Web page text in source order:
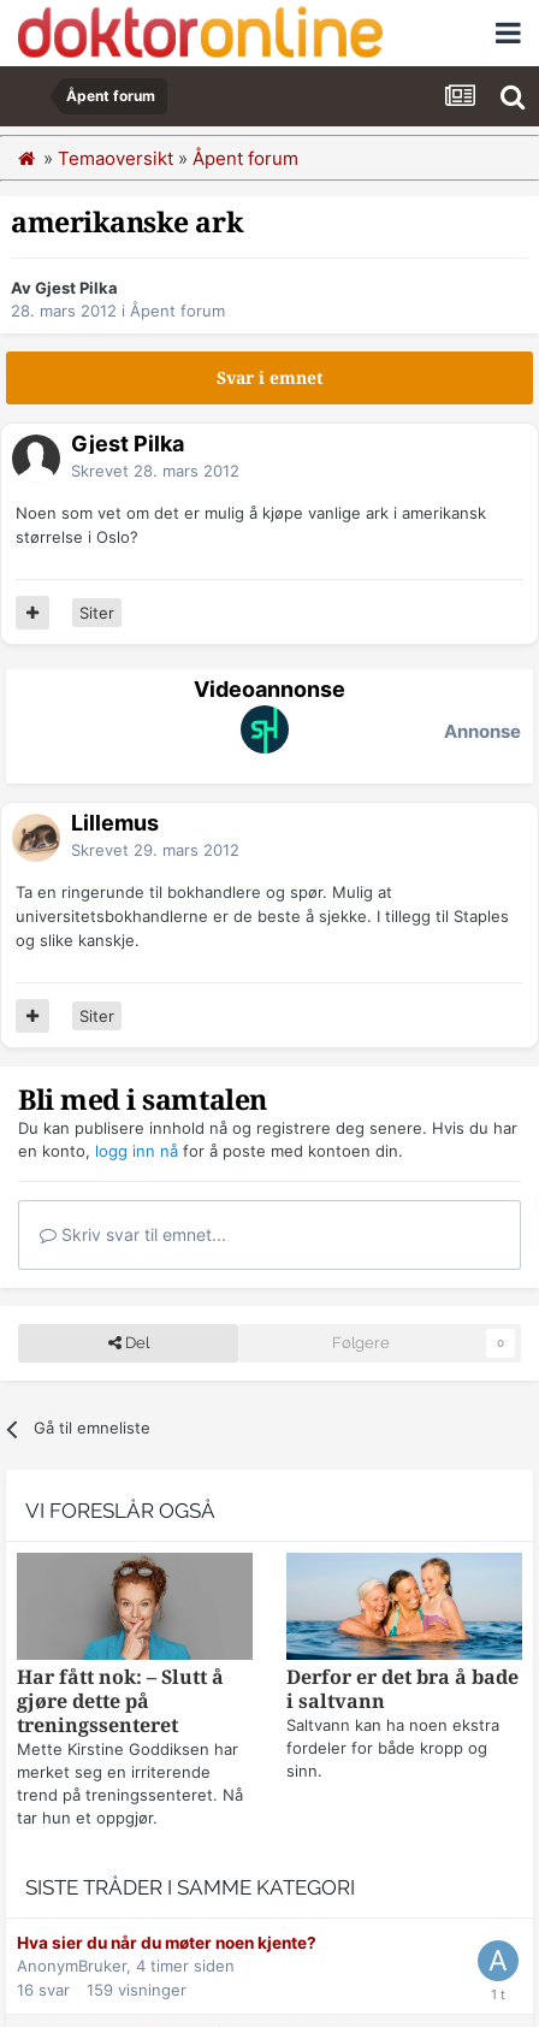
Åpent forum
» Temaoversikt » Åpent forum
amerikanske ark
Av Gjest Pilka
28. mars 2012 i Åpent forum
Svar i emnet
Gjest Pilka
Skrevet 28. mars 2012
Noen som vet om det er mulig å kjøpe vanlige ark i amerikansk
størrelse i Oslo?
Siter
Videoannonse
Annonse
Lillemus
Skrevet 29. mars 2012
Ta en ringerunde til bokhandlere og spør. Mulig at
universitetsbokhandlerne er de beste å sjekke. I tillegg til Staples
og slike kanskje.
Siter
Bli med i samtalen
Du kan publisere innhold nå og registrere deg senere. Hvis du har
en konto, logg inn nå for å poste med kontoen din.
Skriv svar til emnet...
Del Følgere 0
Gå til emneliste
VI FORESLÅR OGSÅ
Har fått nok: – Slutt å
gjøre dette på
treningssenteret
Mette Kirstine Goddiksen har
merket seg en irriterende
trend på treningssenteret. Nå
tar hun et oppgjør.
Derfor er det bra å bade
i saltvann
Saltvann kan ha noen ekstra
fordeler for både kropp og
sinn.
SISTE TRÅDER I SAMME KATEGORI
Hva sier du når du møter noen kjente?
AnonymBruker, 4 timer siden
16 svar 159 visninger